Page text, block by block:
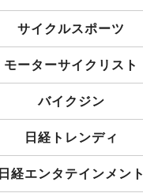
サイクルスポーツ
モーターサイクリスト
バイクジン
日経トレンディ
日経エンタテインメント